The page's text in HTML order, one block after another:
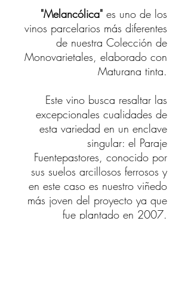
"Melancólica" es uno de los
vinos parcelarios más diferentes
de nuestra Colección de
Monovarietales, elaborado con
Maturana tinta.
Este vino busca resaltar las
excepcionales cualidades de
esta variedad en un enclave
singular: el Paraje
Fuentepastores, conocido por
sus suelos arcillosos ferrosos y
en este caso es nuestro viñedo
más joven del proyecto ya que
fue plantado en 2007.